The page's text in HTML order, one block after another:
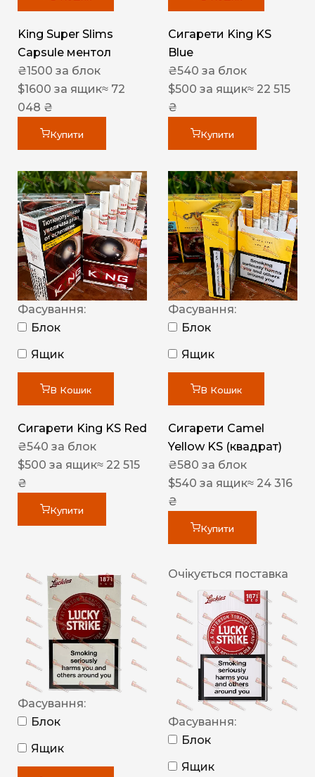
King Super Slims
Capsule ментол
₴1500 за блок
$1600 за ящик≈ 72
048 ₴
Купити
Сигарети King KS
Blue
₴540 за блок
$500 за ящик≈ 22 515
₴
Купити
Фасування:
Блок
Ящик
В Кошик
Сигарети King KS Red
₴540 за блок
$500 за ящик≈ 22 515
₴
Купити
Фасування:
Блок
Ящик
В Кошик
Сигарети Camel
Yellow KS (квадрат)
₴580 за блок
$540 за ящик≈ 24 316
₴
Купити
Фасування:
Блок
Ящик
Очікується поставка
Фасування:
Блок
Ящик